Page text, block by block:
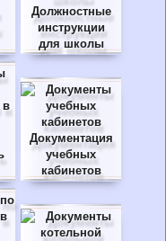
Должностные
инструкции
для школы
Документация
учебных
кабинетов